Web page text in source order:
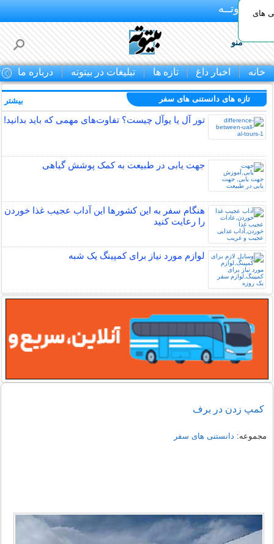
بـیتوتــه
منو
خانه اخبار داغ تازه ها تبلیغات در بیتوته درباره ما
های
تازه های دانستنی های سفر
تور آل یا یوآل چیست؟ تفاوت‌های مهمی که باید بدانید!
جهت یابی در طبیعت به کمک پوشش گیاهی
هنگام سفر به این کشورها این آداب عجیب غذا خوردن
را رعایت کنید
لوازم مورد نیاز برای کمپینگ یک شبه
بیشتر
کمپ زدن در برف
مجموعه: دانستنی های سفر